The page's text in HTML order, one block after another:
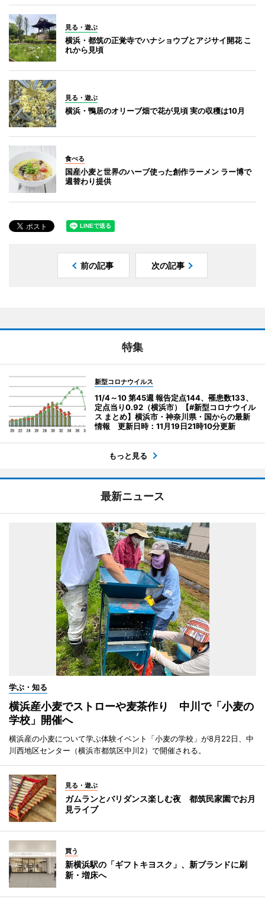
見る・遊ぶ
横浜・都筑の正覚寺でハナショウブとアジサイ開花 こ
れから見頃
見る・遊ぶ
横浜・鴨居のオリーブ畑で花が見頃 実の収穫は10月
食べる
国産小麦と世界のハーブ使った創作ラーメン ラー博で
週替わり提供
前の記事 次の記事
特集
新型コロナウイルス
11/4～10 第45週 報告定点144、罹患数133、
定点当り0.92（横浜市）【#新型コロナウイル
ス まとめ】横浜市・神奈川県・国からの最新
情報 更新日時：11月19日21時10分更新
もっと見る
最新ニュース
学ぶ・知る
横浜産小麦でストローや麦茶作り 中川で「小麦の
学校」開催へ
横浜産の小麦について学ぶ体験イベント「小麦の学校」が8月22日、中
川西地区センター（横浜市都筑区中川2）で開催される。
見る・遊ぶ
ガムランとバリダンス楽しむ夜 都筑民家園でお月
見ライブ
買う
新横浜駅の「ギフトキヨスク」、新ブランドに刷
新・増床へ